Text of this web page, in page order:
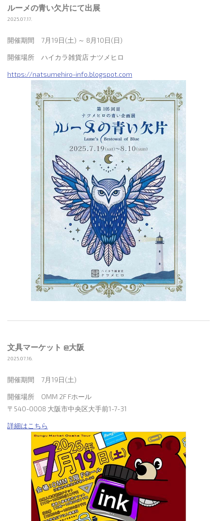
ルーメの青い欠片にて出展
2025.07.17.
開催期間 7月19日(土) ～ 8月10日(日)
開催場所 ハイカラ雑貨店 ナツメヒロ
https://natsumehiro-info.blogspot.com
文具マーケット @大阪
2025.07.16.
開催期間 7月19日(土)
開催場所 OMM 2F Fホール
〒540-0008 大阪市中央区大手前1-7-31
詳細はこちら